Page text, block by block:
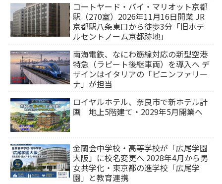
コートヤード・バイ・マリオット京都
駅（270室）2026年11月16日開業 JR
京都駅八条東口から徒歩3分「旧ホテ
ルセントノーム京都跡地」
南海電鉄、なにわ筋線対応の新型空港
特急（ラピート後継車両）を導入へ デ
ザインはイタリアの「ピニンファリー
ナ」が担当
ロイヤルホテル、奈良市で新ホテル計
画 地上5階建て・2029年5月開業へ
金蘭会中学校・高等学校が「広尾学園
大阪」に校名変更へ 2028年4月から男
女共学化・東京都の進学校「広尾学
園」と教育連携